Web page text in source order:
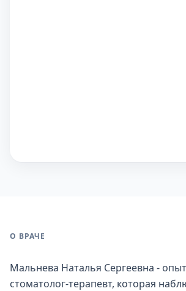
О ВРАЧЕ
Мальнева Наталья Сергеевна -
стоматолог-терапевт, которая